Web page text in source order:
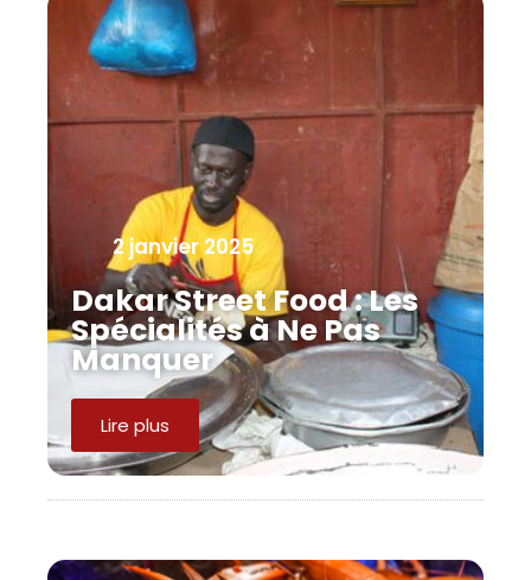
2 janvier 2025
Dakar Street Food : Les
Spécialités à Ne Pas
Manquer
Lire plus